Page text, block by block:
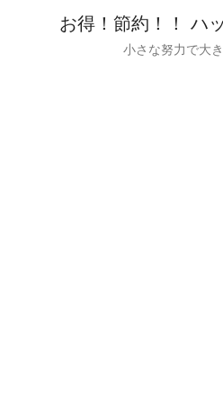
お得！節約！！ ハ
小さな努力で大